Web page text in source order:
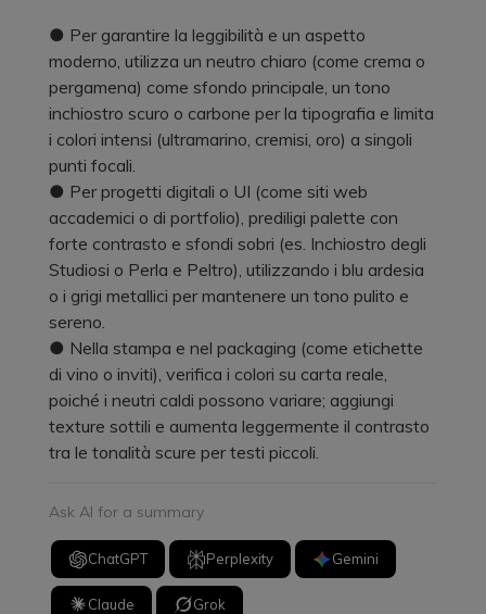
● Per garantire la leggibilità e un aspetto
moderno, utilizza un neutro chiaro (come crema o
pergamena) come sfondo principale, un tono
inchiostro scuro o carbone per la tipografia e limita
i colori intensi (ultramarino, cremisi, oro) a singoli
punti focali.
● Per progetti digitali o UI (come siti web
accademici o di portfolio), prediligi palette con
forte contrasto e sfondi sobri (es. Inchiostro degli
Studiosi o Perla e Peltro), utilizzando i blu ardesia
o i grigi metallici per mantenere un tono pulito e
sereno.
● Nella stampa e nel packaging (come etichette
di vino o inviti), verifica i colori su carta reale,
poiché i neutri caldi possono variare; aggiungi
texture sottili e aumenta leggermente il contrasto
tra le tonalità scure per testi piccoli.
Ask AI for a summary
ChatGPT Perplexity Gemini
Claude Grok